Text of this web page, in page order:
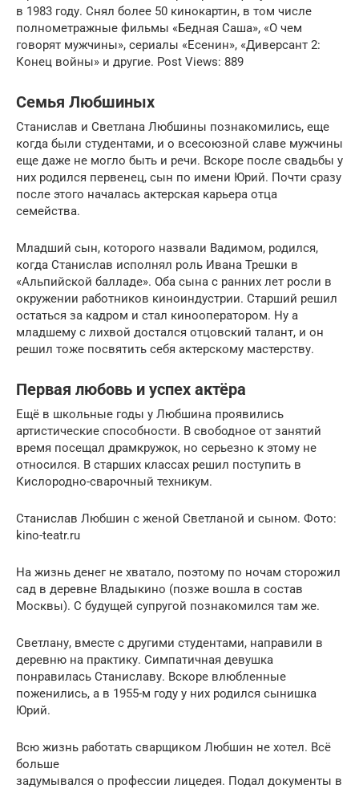
в 1983 году. Снял более 50 кинокартин, в том числе
полнометражные фильмы «Бедная Саша», «О чем
говорят мужчины», сериалы «Есенин», «Диверсант 2:
Конец войны» и другие. Post Views: 889
Семья Любшиных
Станислав и Светлана Любшины познакомились, еще
когда были студентами, и о всесоюзной славе мужчины
еще даже не могло быть и речи. Вскоре после свадьбы у
них родился первенец, сын по имени Юрий. Почти сразу
после этого началась актерская карьера отца
семейства.
Младший сын, которого назвали Вадимом, родился,
когда Станислав исполнял роль Ивана Трешки в
«Альпийской балладе». Оба сына с ранних лет росли в
окружении работников киноиндустрии. Старший решил
остаться за кадром и стал кинооператором. Ну а
младшему с лихвой достался отцовский талант, и он
решил тоже посвятить себя актерскому мастерству.
Первая любовь и успех актёра
Ещё в школьные годы у Любшина проявились
артистические способности. В свободное от занятий
время посещал драмкружок, но серьезно к этому не
относился. В старших классах решил поступить в
Кислородно-сварочный техникум.
Станислав Любшин с женой Светланой и сыном. Фото:
kino-teatr.ru
На жизнь денег не хватало, поэтому по ночам сторожил
сад в деревне Владыкино (позже вошла в состав
Москвы). С будущей супругой познакомился там же.
Светлану, вместе с другими студентами, направили в
деревню на практику. Симпатичная девушка
понравилась Станиславу. Вскоре влюбленные
поженились, а в 1955-м году у них родился сынишка
Юрий.
Всю жизнь работать сварщиком Любшин не хотел. Всё
больше
задумывался о профессии лицедея. Подал документы в